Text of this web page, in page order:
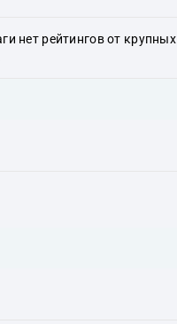
нет рейтингов от крупных